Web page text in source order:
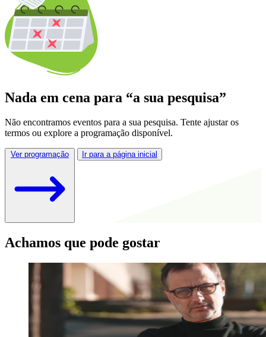
Nada em cena para “a sua pesquisa”
Não encontramos eventos para a sua pesquisa. Tente ajustar os
termos ou explore a programação disponível.
Ver programação Ir para a página inicial
Achamos que pode gostar